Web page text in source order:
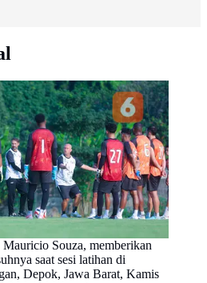
Mauricio Souza, memberikan
saat sesi latihan di
Depok, Jawa Barat, Kamis